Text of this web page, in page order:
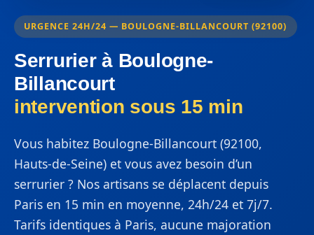
URGENCE 24H/24 — BOULOGNE-BILLANCOURT (92100)
Serrurier à Boulogne-
Billancourt
intervention sous 15 min
Vous habitez Boulogne-Billancourt (92100,
Hauts-de-Seine) et vous avez besoin d’un
serrurier ? Nos artisans se déplacent depuis
Paris en 15 min en moyenne, 24h/24 et 7j/7.
Tarifs identiques à Paris, aucune majoration